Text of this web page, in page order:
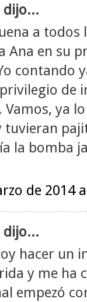
dijo...
a todos
Ana en su
contando
de
ya
tuvieran
la bomba
de 2014
dijo...
hacer un
y me ha
empezó